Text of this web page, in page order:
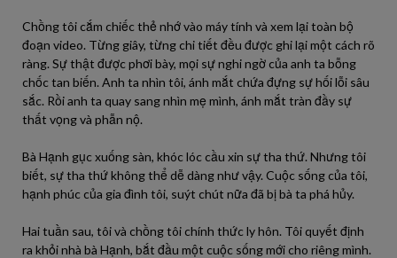
Chồng tôi cắm chiếc thẻ nhớ vào máy tính và xem lại toàn bộ
đoạn video. Từng giây, từng chi tiết đều được ghi lại một cách rõ
ràng. Sự thật được phơi bày, mọi sự nghi ngờ của anh ta bỗng
chốc tan biến. Anh ta nhìn tôi, ánh mắt chứa đựng sự hối lỗi sâu
sắc. Rồi anh ta quay sang nhìn mẹ mình, ánh mắt tràn đầy sự
thất vọng và phẫn nộ.
Bà Hạnh gục xuống sàn, khóc lóc cầu xin sự tha thứ. Nhưng tôi
biết, sự tha thứ không thể dễ dàng như vậy. Cuộc sống của tôi,
hạnh phúc của gia đình tôi, suýt chút nữa đã bị bà ta phá hủy.
Hai tuần sau, tôi và chồng tôi chính thức ly hôn. Tôi quyết định
ra khỏi nhà bà Hạnh, bắt đầu một cuộc sống mới cho riêng mình.